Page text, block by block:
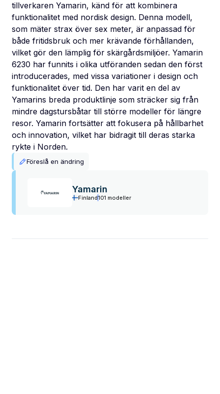
tillverkaren Yamarin, känd för att kombinera
funktionalitet med nordisk design. Denna modell,
som mäter strax över sex meter, är anpassad för
både fritidsbruk och mer krävande förhållanden,
vilket gör den lämplig för skärgårdsmiljöer. Yamarin
6230 har funnits i olika utföranden sedan den först
introducerades, med vissa variationer i design och
funktionalitet över tid. Den har varit en del av
Yamarins breda produktlinje som sträcker sig från
mindre dagstursbåtar till större modeller för längre
resor. Yamarin fortsätter att fokusera på hållbarhet
och innovation, vilket har bidragit till deras starka
rykte i Norden.
Föreslå en ändring
Yamarin
Finland101 modeller